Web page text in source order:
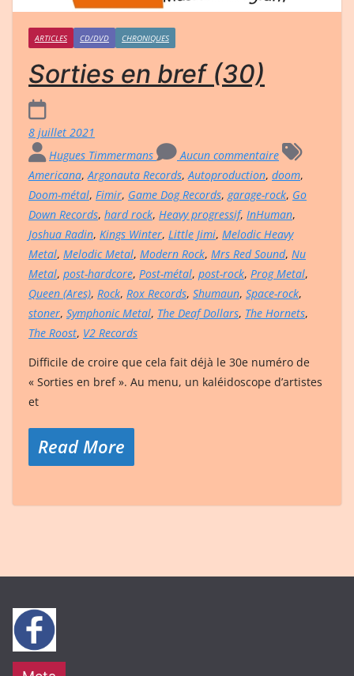
ARTICLES CD/DVD CHRONIQUES
Sorties en bref (30)
8 juillet 2021
Hugues Timmermans
Aucun commentaire
Americana,Argonauta Records,Autoproduction, doom,
Doom-métal, Fimir, Game Dog Records, garage-rock, Go
Down Records, hard rock, Heavy progressif, InHuman,
Joshua Radin, Kings Winter, Little Jimi, Melodic Heavy
Metal, Melodic Metal, Modern Rock, Mrs Red Sound, Nu
Metal, post-hardcore, Post-métal, post-rock, Prog Metal,
Queen (Ares), Rock, Rox Records, Shumaun, Space-rock,
stoner, Symphonic Metal, The Deaf Dollars, The Hornets,
The Roost, V2 Records
Difficile de croire que cela fait déjà le 30e numéro de
« Sorties en bref ». Au menu, un kaléidoscope d’artistes
et
Read More